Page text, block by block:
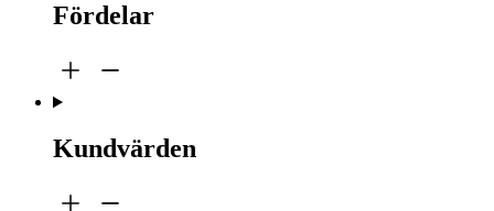
Fördelar
Kundvärden